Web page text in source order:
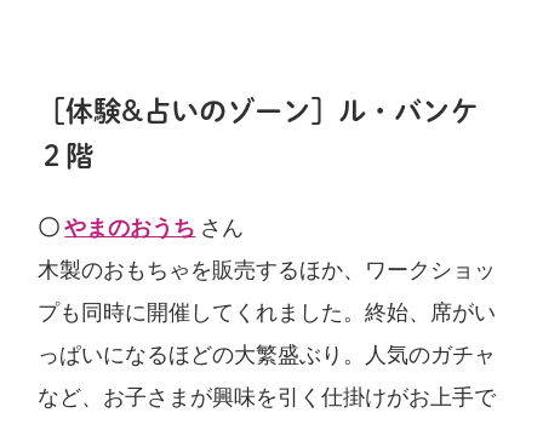
［体験&占いのゾーン］ル・バンケ
２階
〇やまのおうち さん
木製のおもちゃを販売するほか、ワークショッ
プも同時に開催してくれました。終始、席がい
っぱいになるほどの大繁盛ぶり。人気のガチャ
など、お子さまが興味を引く仕掛けがお上手で